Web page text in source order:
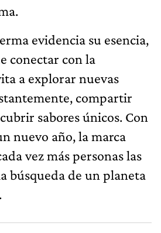
evidencia su esencia,
conectar con la
a explorar nuevas
compartir
sabores únicos. Con
nuevo año, la marca
vez más personas las
búsqueda de un planeta